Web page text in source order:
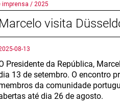
imprensa / 2025
Marcelo visita
08-13
Presidente da República,
13 de setembro. O encontro
da comunidade
até dia 26 de agosto.